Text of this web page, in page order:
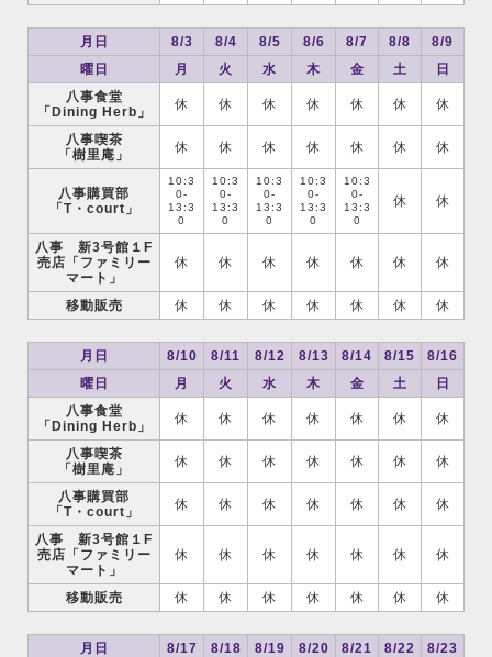
月日 8/3 8/4 8/5 8/6 8/7 8/8
8/9
曜日
月 火 水 木 金 土
日
八事食堂
「Dining Herb」
休 休 休 休 休 休 休
八事喫茶
「樹里庵」
休 休 休 休 休 休 休
八事購買部
「T・court」
10:3
0-
13:3
0
10:3
0-
13:3
0
10:3
0-
13:3
0
10:3
0-
13:3
0
10:3
0-
13:3
0
休 休
八事 新3号館１F
売店「ファミリー
マート」
休 休 休 休 休 休 休
移動販売 休 休 休 休 休 休 休
月日 8/10 8/11 8/12 8/13 8/14 8/15
8/16
曜日
月 火 水 木 金 土
日
八事食堂
「Dining Herb」
休 休 休 休 休 休 休
八事喫茶
「樹里庵」
休 休 休 休 休 休 休
八事購買部
「T・court」
休 休 休 休 休 休 休
八事 新3号館１F
売店「ファミリー
マート」
休 休 休 休 休 休 休
移動販売 休 休 休 休 休 休 休
月日 8/17 8/18 8/19 8/20 8/21 8/22
8/23